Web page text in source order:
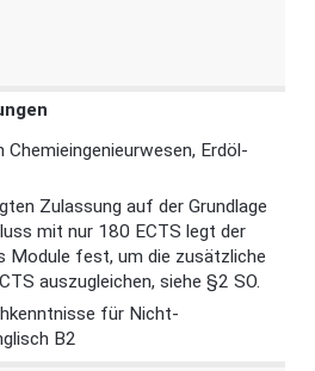
Chemieingenieurwesen, Erdöl-
Zulassung auf der Grundlage
mit nur 180 ECTS legt der
Module fest, um die zusätzliche
auszugleichen, siehe §2 SO.
für Nicht-
B2